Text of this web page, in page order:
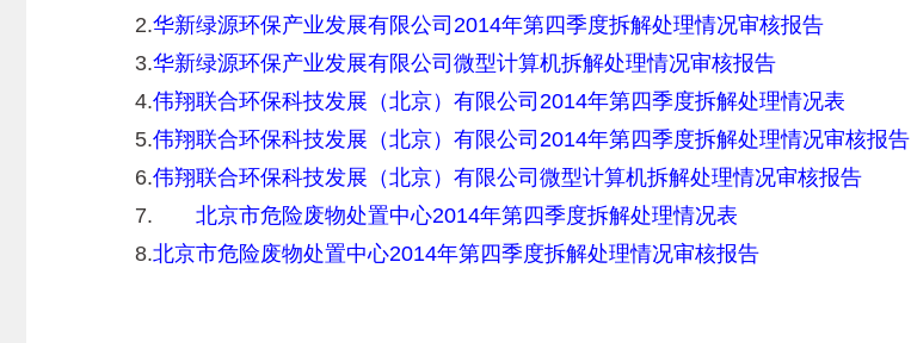
2.华新绿源环保产业发展有限公司2014年第四季度拆解处理情况审核报告
3.华新绿源环保产业发展有限公司微型计算机拆解处理情况审核报告
4.伟翔联合环保科技发展（北京）有限公司2014年第四季度拆解处理情况表
5.伟翔联合环保科技发展（北京）有限公司2014年第四季度拆解处理情况审核报告
6.伟翔联合环保科技发展（北京）有限公司微型计算机拆解处理情况审核报告
7. 北京市危险废物处置中心2014年第四季度拆解处理情况表
8.北京市危险废物处置中心2014年第四季度拆解处理情况审核报告